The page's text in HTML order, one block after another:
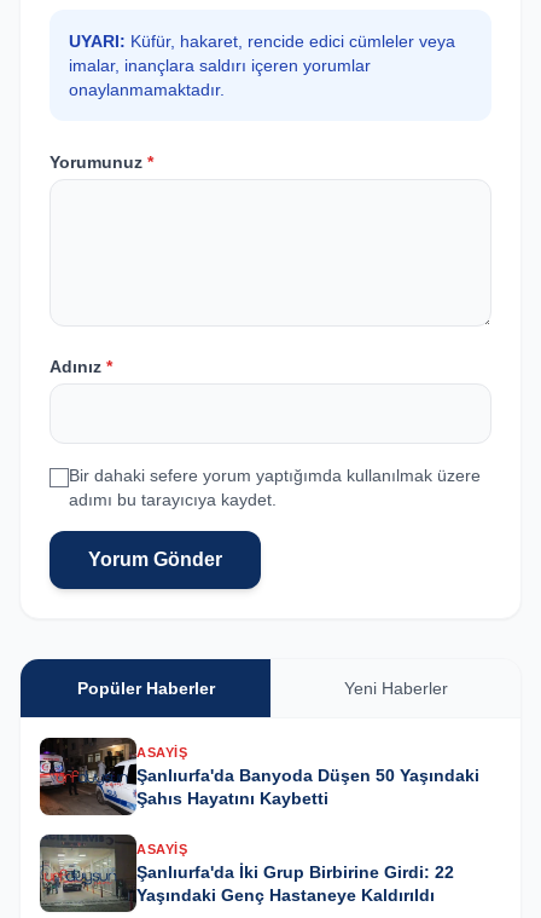
UYARI: Küfür, hakaret, rencide edici cümleler veya
imalar, inançlara saldırı içeren yorumlar
onaylanmamaktadır.
Yorumunuz *
Adınız *
Bir dahaki sefere yorum yaptığımda kullanılmak üzere
adımı bu tarayıcıya kaydet.
Yorum Gönder
Popüler Haberler Yeni Haberler
ASAYIŞ
Şanlıurfa'da Banyoda Düşen 50 Yaşındaki
Şahıs Hayatını Kaybetti
ASAYIŞ
Şanlıurfa'da İki Grup Birbirine Girdi: 22
Yaşındaki Genç Hastaneye Kaldırıldı